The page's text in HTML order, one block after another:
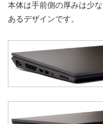
本体は手前側の厚みは少
あるデザインです。